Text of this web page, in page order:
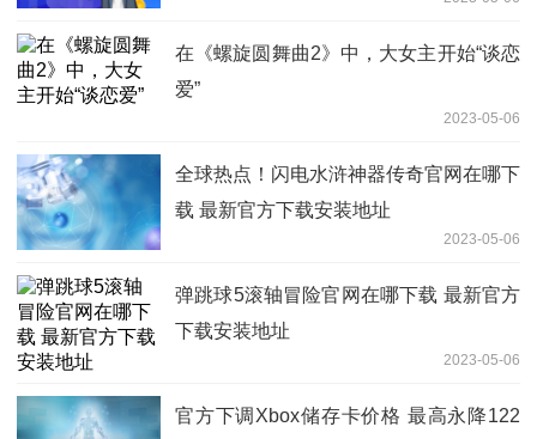
在《螺旋圆舞曲2》中，大女主开始“谈恋
爱”
2023-05-06
全球热点！闪电水浒神器传奇官网在哪下
载 最新官方下载安装地址
2023-05-06
弹跳球5滚轴冒险官网在哪下载 最新官方
下载安装地址
2023-05-06
官方下调Xbox储存卡价格 最高永降122